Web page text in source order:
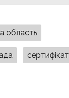
область
сертифікат